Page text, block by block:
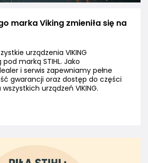
marka Viking zmieniła się na
urządzenia VIKING
marką STIHL. Jako
i serwis zapewniamy pełne
gwarancji oraz dostęp do części
urządzeń VIKING.